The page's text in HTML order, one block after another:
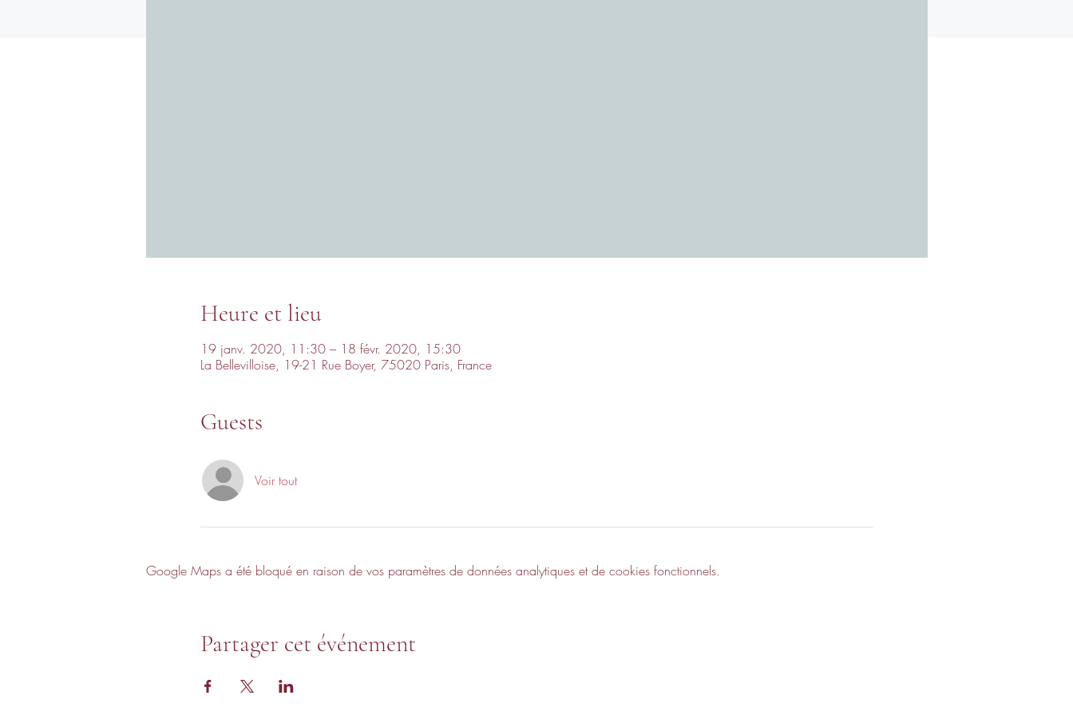
Heure et lieu
19 janv. 2020, 11:30 – 18 févr. 2020, 15:30
La Bellevilloise, 19-21 Rue Boyer, 75020 Paris, France
Guests
Voir tout
Google Maps a été bloqué en raison de vos paramètres de données analytiques et de cookies fonctionnels.
Partager cet événement